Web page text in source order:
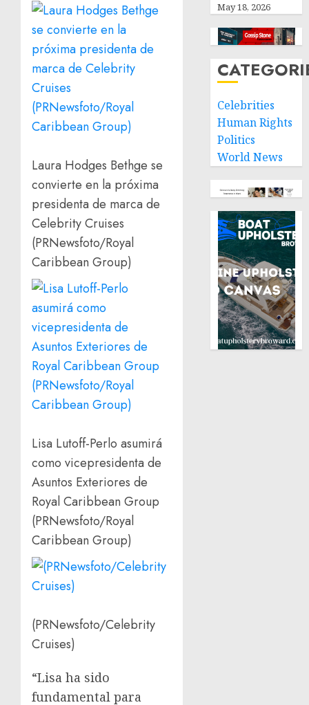
Laura Hodges Bethge se
convierte en la próxima
presidenta de marca de
Celebrity Cruises
(PRNewsfoto/Royal
Caribbean Group)
Lisa Lutoff-Perlo asumirá
como vicepresidenta de
Asuntos Exteriores de
Royal Caribbean Group
(PRNewsfoto/Royal
Caribbean Group)
(PRNewsfoto/Celebrity
Cruises)
“Lisa ha sido
fundamental para
May 18, 2026
Celebrities
Human Rights
Politics
World News